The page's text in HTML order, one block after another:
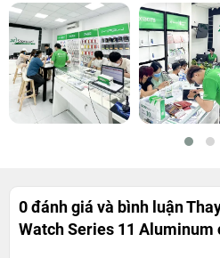
0 đánh giá và bình luận
Watch Series 11 Aluminum